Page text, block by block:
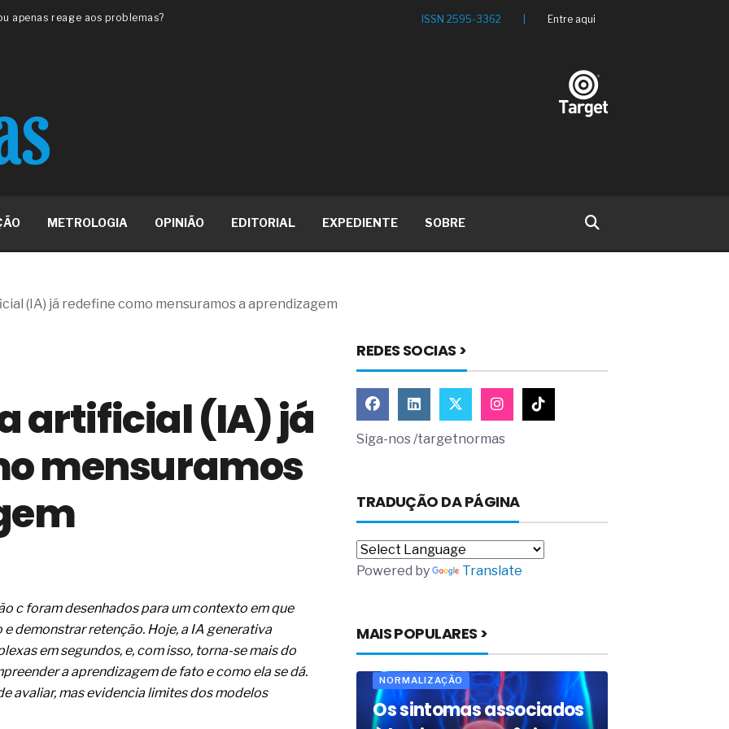
apenas reage aos problemas?
má-fé para tentar criar uma
ISO
metabólica
ânus
de ovário
da fadiga crônica
como estratégia
B2B e a venda complexa
dos fios, cabos e
com tipologia de giro para as
apenas reage aos problemas?
a frio in situ com emulsão
ânus
de ovário
cabelos ou calvície
o resultado positivo
em estruturas hidráulicas de
ISSN 2595-3362 Entre aqui
METROLOGIA OPINIÃO EDITORIAL EXPEDIENTE SOBRE
(IA) já redefine como mensuramos a aprendizagem
artificial (IA) já
mensuramos
c foram desenhados para um contexto em que
demonstrar retenção. Hoje, a IA generativa
em segundos, e, com isso, torna-se mais do
a aprendizagem de fato e como ela se dá.
avaliar, mas evidencia limites dos modelos
REDES SOCIAS >
Siga-nos /targetnormas
TRADUÇÃO DA PÁGINA
Powered by Translate
MAIS POPULARES >
NORMALIZAÇÃO
Os sintomas associados